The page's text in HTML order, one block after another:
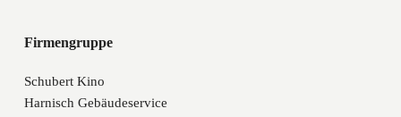
Firmengruppe
Schubert Kino
Harnisch Gebäudeservice